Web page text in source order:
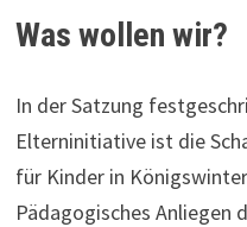
Was wollen wir?
In der Satzung
Elterninitiative ist die
für Kinder in
Pädagogisches Anliegen